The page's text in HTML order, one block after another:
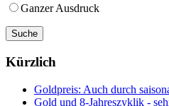
Ganzer Ausdruck
Kürzlich
Goldpreis: Auch durch
Gold und 8-Jahreszyklik -